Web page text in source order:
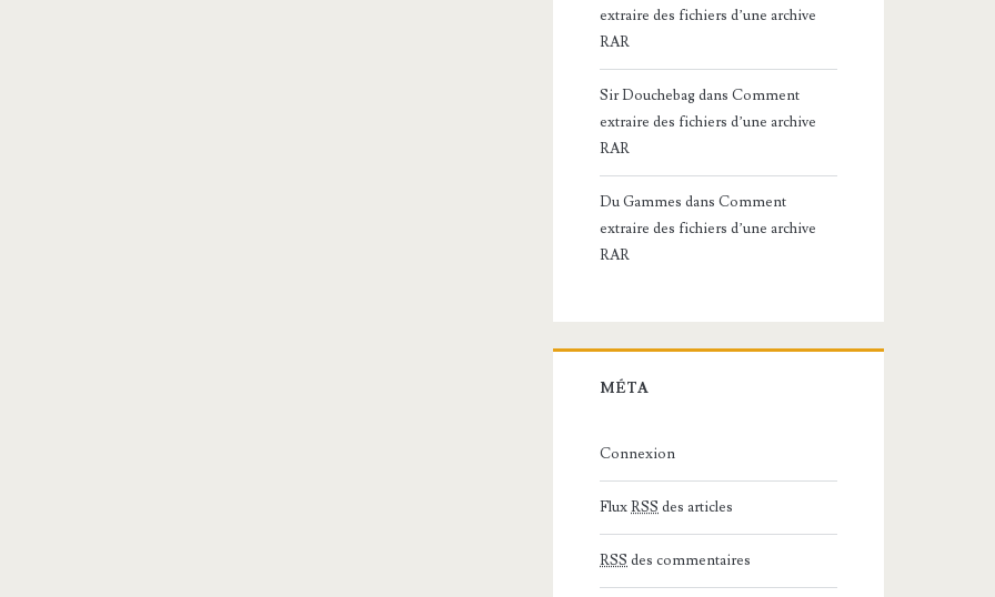
extraire des fichiers d’une archive
RAR
Sir DouchebagdansComment
extraire des fichiers d’une archive
RAR
Du Gammes dansComment
extraire des fichiers d’une archive
RAR
MÉTA
Connexion
FluxRSS des articles
RSS des commentaires